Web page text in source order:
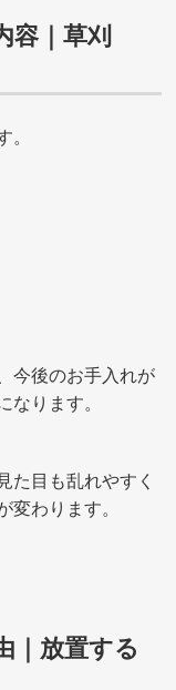
容｜草刈
。
今後のお手入れが
なります。
た目も乱れやすく
変わります。
｜放置する